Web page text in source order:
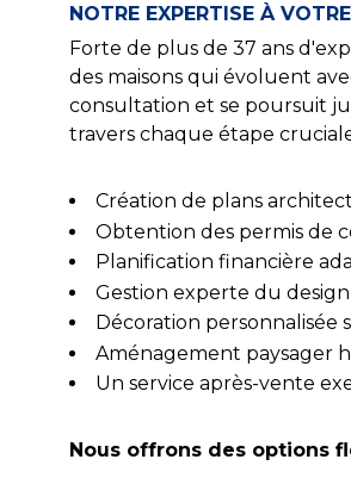
NOTRE EXPERTISE À
Forte de plus de 37 ans
des maisons qui évoluent
consultation et se poursuit
travers chaque étape
Création de plans
Obtention des permis de
Planification financière
Gestion experte du
Décoration personnalisée
Aménagement paysager
Un service après-vente
Nous offrons des options